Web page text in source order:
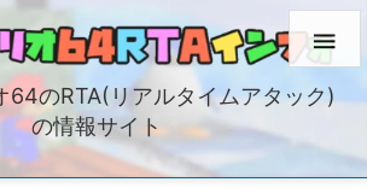
64のRTA(リアルタイムアタック)
の情報サイト
